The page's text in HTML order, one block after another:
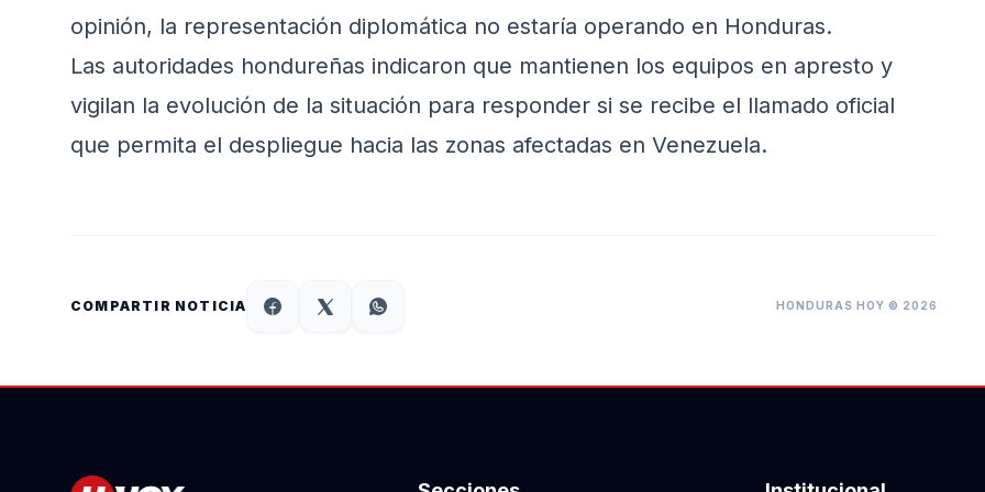
opinión, la representación diplomática no estaría operando en Honduras.
Las autoridades hondureñas indicaron que mantienen los equipos en apresto y
vigilan la evolución de la situación para responder si se recibe el llamado oficial
que permita el despliegue hacia las zonas afectadas en Venezuela.
COMPARTIR NOTICIA HONDURAS HOY © 2026